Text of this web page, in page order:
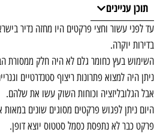
תוכן עניינים
עד לפני עשור וחצי פרקטים היו מחזה נדיר
בדירות יוקרה.
השימוש בעץ כחומר גלם לא היה חלק ממסורת
ניתן היה למצוא פתרונות ריצוף סטנדרטיים
אבל הגלובליזציה וכוחות השוק עשו את שלהם.
היום ניתן לפגוש פרקטים מסוגים שונים
פרקט כבר לא נתפסת כסמל סטטוס יוצא דופן.